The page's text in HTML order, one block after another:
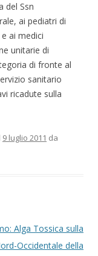
del Ssn
ai pediatri di
ai medici
unitarie di
di fronte al
sanitario
ricadute sulla
9 luglio 2011 da
Alga Tossica sulla
Occidentale della